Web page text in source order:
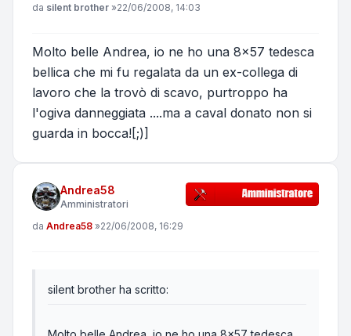
Messaggio
da silent brother »22/06/2008, 14:03
Molto belle Andrea, io ne ho una 8x57 tedesca
bellica che mi fu regalata da un ex-collega di
lavoro che la trovò di scavo, purtroppo ha
l'ogiva danneggiata ....ma a caval donato non si
guarda in bocca![;)]
Andrea58
Amministratori
Messaggio
da Andrea58 »22/06/2008, 16:29
silent brother ha scritto: